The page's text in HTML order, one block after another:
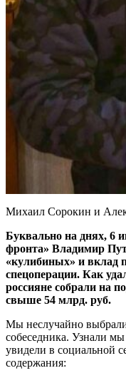
Михаил Сорокин и
Буквально на днях, 6
фронта» Владимир
«кулибиных» и вклад
спецоперации. Как
россияне собрали на
свыше 54 млрд. руб.
Мы неслучайно
собеседника. Узнали
увидели в социальной
содержания: